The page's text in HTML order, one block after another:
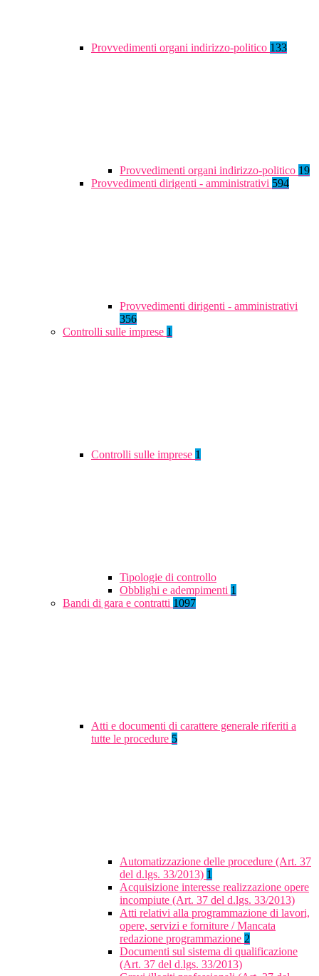
Provvedimenti organi indirizzo-politico 133
Provvedimenti organi indirizzo-politico 19
Provvedimenti dirigenti - amministrativi 594
Provvedimenti dirigenti - amministrativi
356
Controlli sulle imprese 1
Controlli sulle imprese 1
Tipologie di controllo
Obblighi e adempimenti 1
Bandi di gara e contratti 1097
Atti e documenti di carattere generale riferiti a
tutte le procedure 5
Automatizzazione delle procedure (Art. 37
del d.lgs. 33/2013) 1
Acquisizione interesse realizzazione opere
incompiute (Art. 37 del d.lgs. 33/2013)
Atti relativi alla programmazione di lavori,
opere, servizi e forniture / Mancata
redazione programmazione 2
Documenti sul sistema di qualificazione
(Art. 37 del d.lgs. 33/2013)